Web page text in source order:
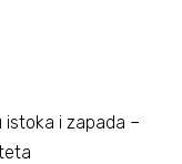
i zapada –